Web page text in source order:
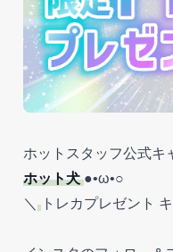
ホットスタッフ公式キ
ホット犬●•ω•○
＼
トレカプレゼント